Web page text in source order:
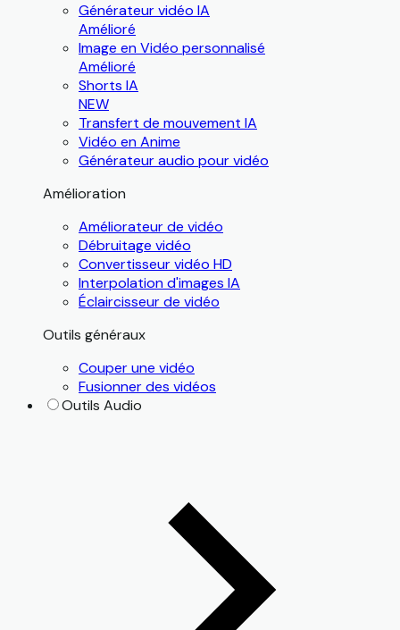
Générateur vidéo IA
Amélioré
Image en Vidéo personnalisé
Amélioré
Shorts IA
NEW
Transfert de mouvement IA
Vidéo en Anime
Générateur audio pour vidéo
Amélioration
Améliorateur de vidéo
Débruitage vidéo
Convertisseur vidéo HD
Interpolation d'images IA
Éclaircisseur de vidéo
Outils généraux
Couper une vidéo
Fusionner des vidéos
Outils Audio